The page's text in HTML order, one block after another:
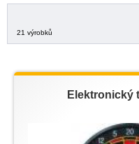
21 výrobků
Elektronický